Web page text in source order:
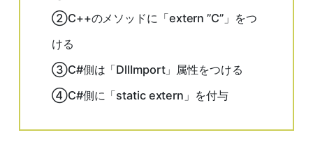
②C++のメソッドに「extern ”C”」をつ
ける
③C#側は「DllImport」属性をつける
④C#側に「static extern」を付与